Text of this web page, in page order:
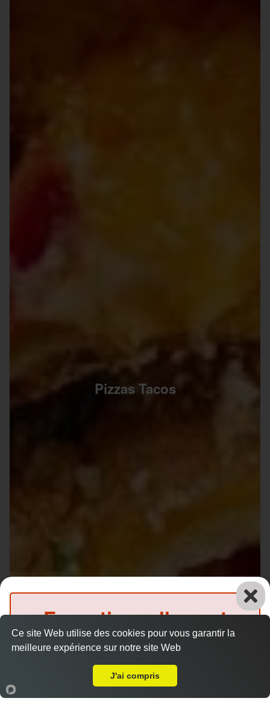
Pizzas Tacos
Accueil Panier Compte
Exceptionnellement
fermé
(Précommande possible)
Ce site Web utilise des cookies pour vous garantir la
meilleure expérience sur notre site Web
J'ai compris